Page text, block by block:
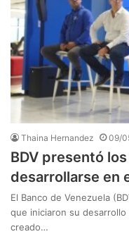
Thaina Hernandez 09/
BDV presentó
desarrollarse en
El Banco de Venezuela
que iniciaron su desarrollo
creado…